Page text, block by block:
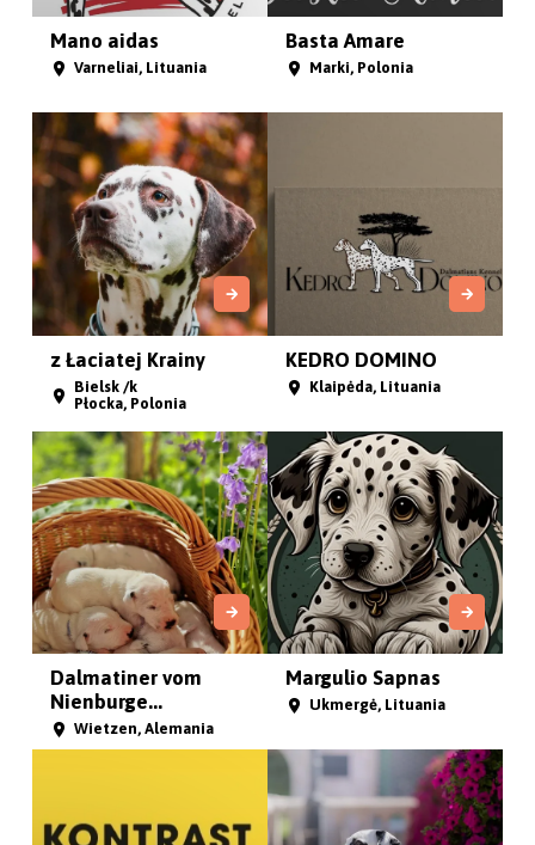
Mano aidas
Varneliai, Lituania
Basta Amare
Marki, Polonia
z Łaciatej Krainy
Bielsk /k
Płocka, Polonia
KEDRO DOMINO
Klaipėda, Lituania
Dalmatiner vom
Nienburge...
Wietzen, Alemania
Margulio Sapnas
Ukmergė, Lituania